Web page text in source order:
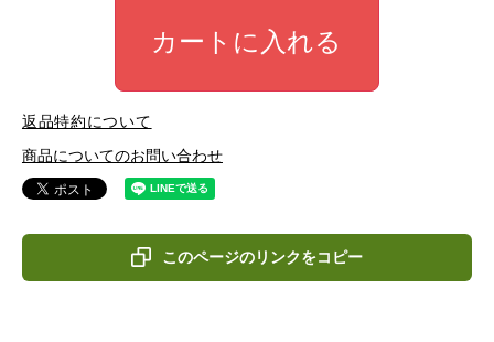
カートに入れる
返品特約について
商品についてのお問い合わせ
このページのリンクをコピー